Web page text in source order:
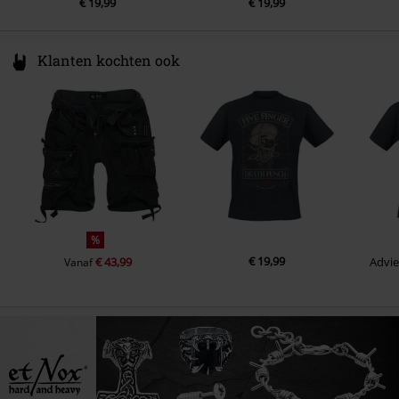
Klanten kochten ook
%
Vanaf€ 43,99 € 19,99